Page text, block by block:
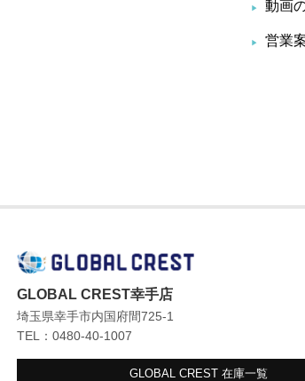
動画
営業
GLOBAL CREST幸手店
埼玉県幸手市内国府間725-1
TEL：0480-40-1007
GLOBAL CREST 在庫一覧